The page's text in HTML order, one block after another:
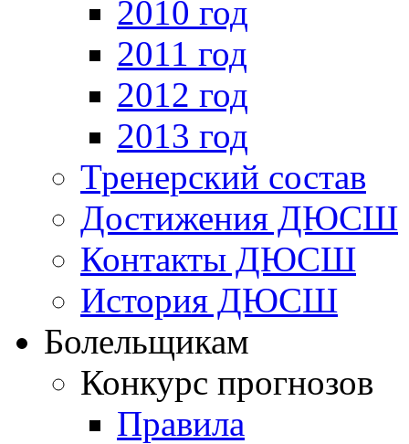
2010 год
2011 год
2012 год
2013 год
Тренерский состав
Достижения ДЮСШ
Контакты ДЮСШ
История ДЮСШ
Болельщикам
Конкурс прогнозов
Правила